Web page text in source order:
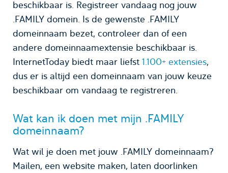
beschikbaar is. Registreer vandaag nog jouw
.FAMILY domein. Is de gewenste .FAMILY
domeinnaam bezet, controleer dan of een
andere domeinnaamextensie beschikbaar is.
InternetToday biedt maar liefst 1.100+ extensies,
dus er is altijd een domeinnaam van jouw keuze
beschikbaar om vandaag te registreren.
Wat kan ik doen met mijn .FAMILY
domeinnaam?
Wat wil je doen met jouw .FAMILY domeinnaam?
Mailen, een website maken, laten doorlinken